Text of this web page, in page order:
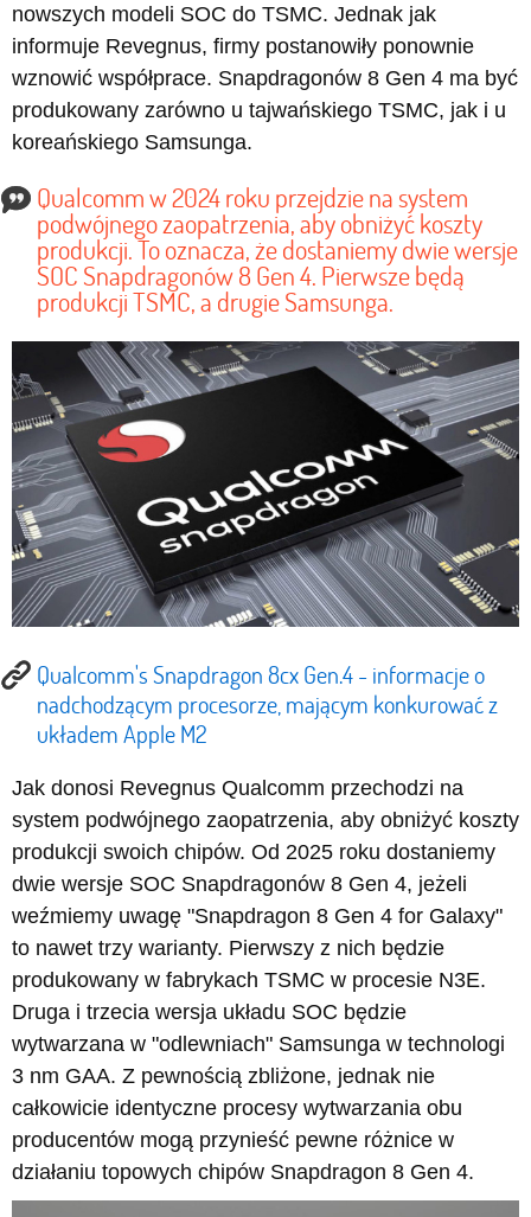
nowszych modeli SOC do TSMC. Jednak jak
informuje Revegnus, firmy postanowiły ponownie
wznowić współprace. Snapdragonów 8 Gen 4 ma być
produkowany zarówno u tajwańskiego TSMC, jak i u
koreańskiego Samsunga.
Qualcomm w 2024 roku przejdzie na system
podwójnego zaopatrzenia, aby obniżyć koszty
produkcji. To oznacza, że dostaniemy dwie wersje
SOC Snapdragonów 8 Gen 4. Pierwsze będą
produkcji TSMC, a drugie Samsunga.
Qualcomm's Snapdragon 8cx Gen.4 - informacje o
nadchodzącym procesorze, mającym konkurować z
układem Apple M2
Jak donosi Revegnus Qualcomm przechodzi na
system podwójnego zaopatrzenia, aby obniżyć koszty
produkcji swoich chipów. Od 2025 roku dostaniemy
dwie wersje SOC Snapdragonów 8 Gen 4, jeżeli
weźmiemy uwagę "Snapdragon 8 Gen 4 for Galaxy"
to nawet trzy warianty. Pierwszy z nich będzie
produkowany w fabrykach TSMC w procesie N3E.
Druga i trzecia wersja układu SOC będzie
wytwarzana w "odlewniach" Samsunga w technologi
3 nm GAA. Z pewnością zbliżone, jednak nie
całkowicie identyczne procesy wytwarzania obu
producentów mogą przynieść pewne różnice w
działaniu topowych chipów Snapdragon 8 Gen 4.